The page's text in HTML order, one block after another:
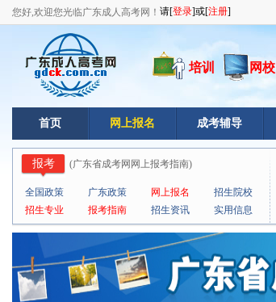
您好,欢迎您光临广东成人高考网！
培训 网校
首页 网上报名 成考辅导
报考 (广东省成考网网上报考指南)
全国政策 广东政策 网上报名
招生院校
招生专业
报考指南 招生资讯 实用信息